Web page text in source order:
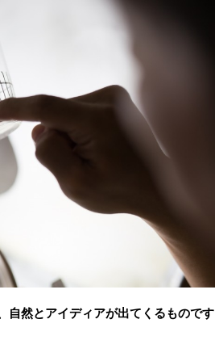
然とアイディアが出てくるものです